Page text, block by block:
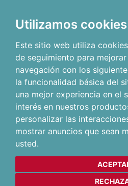
Utilizamos cookies
Este sitio web utiliza
de seguimiento para
navegación con los
la funcionalidad básica del
una mejor experiencia en el
interés en nuestros
personalizar las
mostrar anuncios que sean
usted.